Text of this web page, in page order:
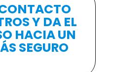
Y DA EL
HACIA UN
SEGURO